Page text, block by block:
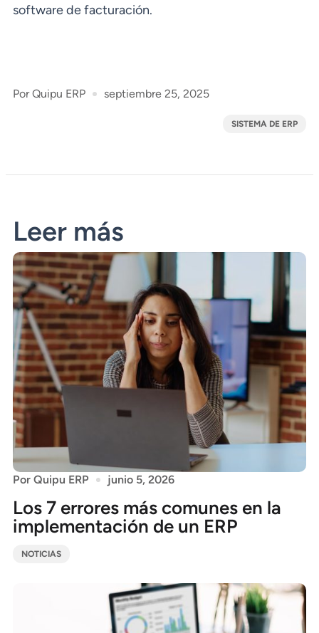
software de facturación.
PorQuipu ERP septiembre 25, 2025
SISTEMA DE ERP
Leer más
Por Quipu ERP junio 5, 2026
Los 7 errores más comunes en la
implementación de un ERP
NOTICIAS